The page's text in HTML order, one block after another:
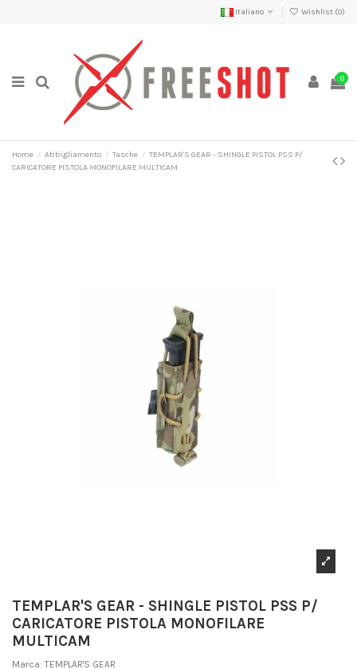
Italiano Wishlist (0)
0
Home Abbigliamento Tasche
TEMPLAR'S GEAR - SHINGLE PISTOL PSS P/
CARICATORE PISTOLA MONOFILARE MULTICAM
TEMPLAR'S GEAR - SHINGLE PISTOL PSS P/
CARICATORE PISTOLA MONOFILARE
MULTICAM
Marca: TEMPLAR'S GEAR